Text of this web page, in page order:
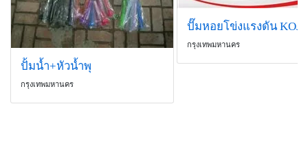
ปั้มน้ำ+หัวน้ำพุ
กรุงเทพมหานคร
กรุงเทพมหานคร